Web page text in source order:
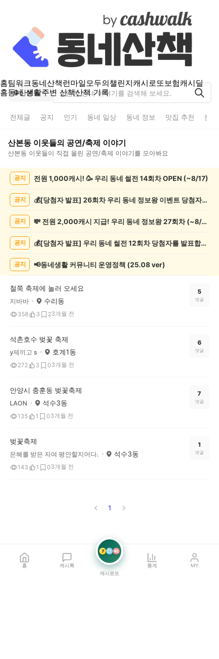
홈팀워크동네산책런마일모두의챌린지캐시로또보험캐시딜
홈동네 생활주변 산책산책 기록
산본동
전체글 공지 인기 동네 일상 동네 정보 맛집 추천 분
산본동 이웃들의 공연/축제 이야기
산본동 이웃들이 직접 올린 공연/축제 이야기를 모아봐요
록
공지 전원 1,000캐시! 🥳 우리 동네 썰전 14회차 OPEN (~8/17)
공지 💰[당첨자 발표] 26회차 우리 동네 정보왕 이벤트 당첨자를 발표합니다!
공지 💸 전원 2,000캐시 지급! 우리 동네 정보왕 27회차 (~8/10)
공지 💰[당첨자 발표] 우리 동네 썰전 12회차 당첨자를 발표합니다!
공지 📢동네생활 커뮤니티 운영정책 (25.08 ver)
철쭉 축제에 놀러 오세요
지바바 수리동
358 3 23개월 전
5
댓글
석촌호수 벚꽃 축제
y제끼고 s 호계1동
272 3 03개월 전
6
댓글
안양시 충훈동 벚꽃축제
LAON 석수3동
135 1 03개월 전
7
댓글
벚꽃축제
은혜를 받은 자여 평안할지어다. 석수3동
143 1 03개월 전
1
댓글
1
홈 캐시톡
7 21 42
캐시로또
통계 MY